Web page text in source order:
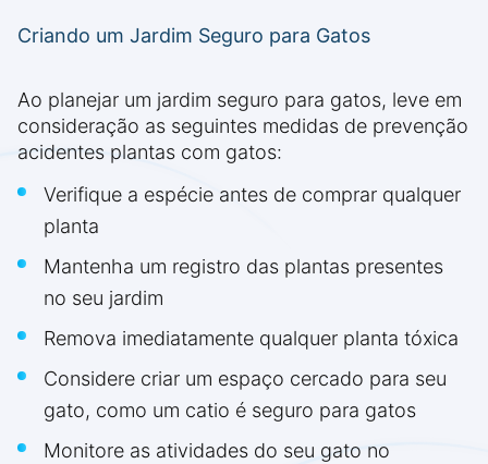
Criando um Jardim Seguro para Gatos
Ao planejar um jardim seguro para gatos, leve em
consideração as seguintes medidas de prevenção
acidentes plantas com gatos:
Verifique a espécie antes de comprar qualquer
planta
Mantenha um registro das plantas presentes
no seu jardim
Remova imediatamente qualquer planta tóxica
Considere criar um espaço cercado para seu
gato, como um catio é seguro para gatos
Monitore as atividades do seu gato no